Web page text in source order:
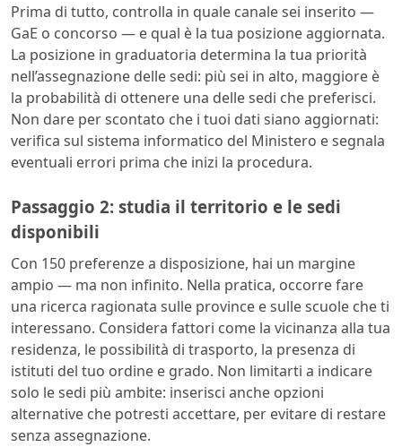
Prima di tutto, controlla in quale canale sei inserito —
GaE o concorso — e qual è la tua posizione aggiornata.
La posizione in graduatoria determina la tua priorità
nell’assegnazione delle sedi: più sei in alto, maggiore è
la probabilità di ottenere una delle sedi che preferisci.
Non dare per scontato che i tuoi dati siano aggiornati:
verifica sul sistema informatico del Ministero e segnala
eventuali errori prima che inizi la procedura.
Passaggio 2: studia il territorio e le sedi
disponibili
Con 150 preferenze a disposizione, hai un margine
ampio — ma non infinito. Nella pratica, occorre fare
una ricerca ragionata sulle province e sulle scuole che ti
interessano. Considera fattori come la vicinanza alla tua
residenza, le possibilità di trasporto, la presenza di
istituti del tuo ordine e grado. Non limitarti a indicare
solo le sedi più ambite: inserisci anche opzioni
alternative che potresti accettare, per evitare di restare
senza assegnazione.